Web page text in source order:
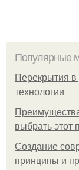
Популярные
Перекрытия
технологии
выбрать этот
Создание
принципы и